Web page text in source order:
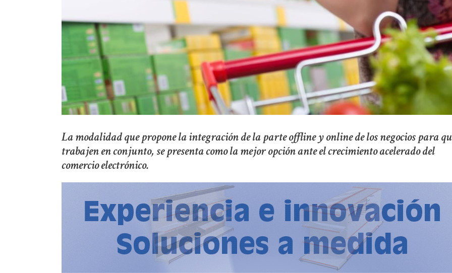
La modalidad que propone la integración de la parte offline y online de los negocios para
trabajen en conjunto, se presenta como la mejor opción ante el crecimiento acelerado del
comercio electrónico.